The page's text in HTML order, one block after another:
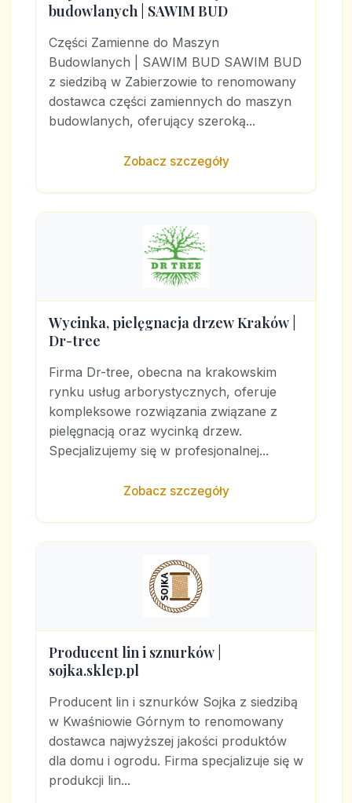
budowlanych | SAWIM BUD
Części Zamienne do Maszyn
Budowlanych | SAWIM BUD SAWIM BUD
z siedzibą w Zabierzowie to renomowany
dostawca części zamiennych do maszyn
budowlanych, oferujący szeroką...
Zobacz szczegóły
Wycinka, pielęgnacja drzew Kraków |
Dr-tree
Firma Dr-tree, obecna na krakowskim
rynku usług arborystycznych, oferuje
kompleksowe rozwiązania związane z
pielęgnacją oraz wycinką drzew.
Specjalizujemy się w profesjonalnej...
Zobacz szczegóły
Producent lin i sznurków |
sojka.sklep.pl
Producent lin i sznurków Sojka z siedzibą
w Kwaśniowie Górnym to renomowany
dostawca najwyższej jakości produktów
dla domu i ogrodu. Firma specjalizuje się w
produkcji lin...